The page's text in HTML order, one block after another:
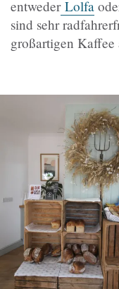
entwederLolfa
sind sehr
großartigen Kaffee